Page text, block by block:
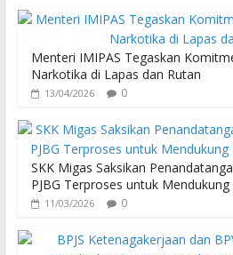
Menteri IMIPAS Tegaskan
Narkotika di Lapas dan Rutan
13/04/2026 0
SKK Migas Saksikan
PJBG Terproses untuk
11/03/2026 0